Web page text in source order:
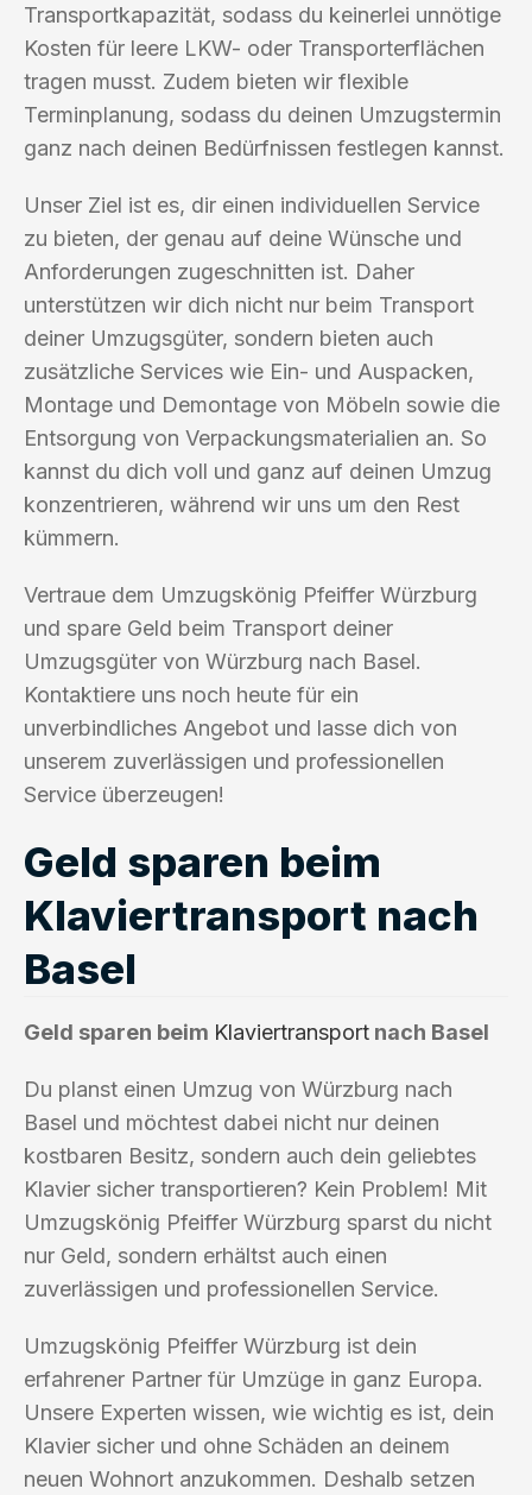
Transportkapazität, sodass du keinerlei unnötige
Kosten für leere LKW- oder Transporterflächen
tragen musst. Zudem bieten wir flexible
Terminplanung, sodass du deinen Umzugstermin
ganz nach deinen Bedürfnissen festlegen kannst.
Unser Ziel ist es, dir einen individuellen Service
zu bieten, der genau auf deine Wünsche und
Anforderungen zugeschnitten ist. Daher
unterstützen wir dich nicht nur beim Transport
deiner Umzugsgüter, sondern bieten auch
zusätzliche Services wie Ein- und Auspacken,
Montage und Demontage von Möbeln sowie die
Entsorgung von Verpackungsmaterialien an. So
kannst du dich voll und ganz auf deinen Umzug
konzentrieren, während wir uns um den Rest
kümmern.
Vertraue dem Umzugskönig Pfeiffer Würzburg
und spare Geld beim Transport deiner
Umzugsgüter von Würzburg nach Basel.
Kontaktiere uns noch heute für ein
unverbindliches Angebot und lasse dich von
unserem zuverlässigen und professionellen
Service überzeugen!
Geld sparen beim
Klaviertransport nach
Basel
Geld sparen beim Klaviertransport nach Basel
Du planst einen Umzug von Würzburg nach
Basel und möchtest dabei nicht nur deinen
kostbaren Besitz, sondern auch dein geliebtes
Klavier sicher transportieren? Kein Problem! Mit
Umzugskönig Pfeiffer Würzburg sparst du nicht
nur Geld, sondern erhältst auch einen
zuverlässigen und professionellen Service.
Umzugskönig Pfeiffer Würzburg ist dein
erfahrener Partner für Umzüge in ganz Europa.
Unsere Experten wissen, wie wichtig es ist, dein
Klavier sicher und ohne Schäden an deinem
neuen Wohnort anzukommen. Deshalb setzen